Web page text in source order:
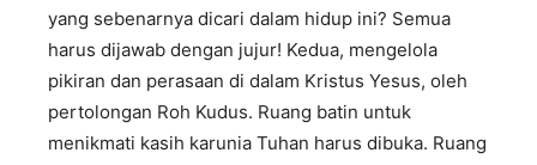
yang sebenarnya dicari dalam hidup ini? Semua
harus dijawab dengan jujur! Kedua, mengelola
pikiran dan perasaan di dalam Kristus Yesus, oleh
pertolongan Roh Kudus. Ruang batin untuk
menikmati kasih karunia Tuhan harus dibuka. Ruang